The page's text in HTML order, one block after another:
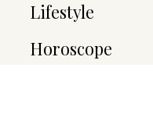
Lifestyle
Horoscope